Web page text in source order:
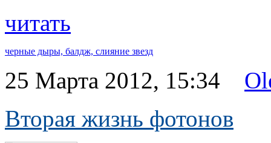
читать
черные дыры, балдж, слияние звезд
25 Марта 2012, 15:34
Вторая жизнь фотонов